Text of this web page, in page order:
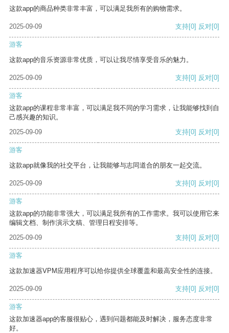
这款app的商品种类非常丰富，可以满足我所有的购物需求。
2025-09-09 支持[0] 反对[0]
游客
这款app的音乐资源非常优质，可以让我尽情享受音乐的魅力。
2025-09-09 支持[0] 反对[0]
游客
这款app的课程非常丰富，可以满足我不同的学习需求，让我能够找到自
己感兴趣的知识。
2025-09-09
支持[0] 反对[0]
游客
这款app就像我的社交平台，让我能够与志同道合的朋友一起交流。
2025-09-09 支持[0] 反对[0]
游客
这款app的功能非常强大，可以满足我所有的工作需求。我可以使用它来
编辑文档、制作演示文稿、管理日程安排等。
2025-09-09
支持[0] 反对[0]
游客
这款加速器VPM应用程序可以给你提供全球覆盖和最高安全性的连接。
2025-09-09 支持[0] 反对[0]
游客
这款加速器app的客服很贴心，遇到问题都能及时解决，服务态度非常
好。